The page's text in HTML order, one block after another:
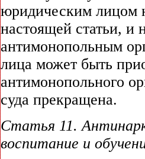
юридическим лицом
настоящей статьи, и
антимонопольным
лица может быть
антимонопольного
суда прекращена.
Статья 11.
воспитание и